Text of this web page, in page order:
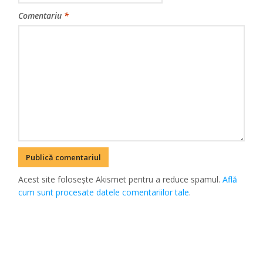
Comentariu *
Acest site folosește Akismet pentru a reduce spamul.Află
cum sunt procesate datele comentariilor tale.